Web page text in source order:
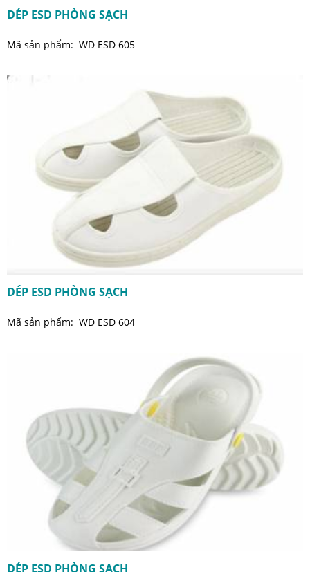
DÉP ESD PHÒNG SẠCH
Mã sản phẩm: WD ESD 605
DÉP ESD PHÒNG SẠCH
Mã sản phẩm: WD ESD 604
DÉP ESD PHÒNG SẠCH